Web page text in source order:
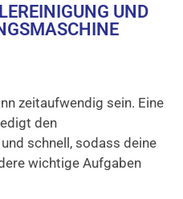
UND
zeitaufwendig sein. Eine
den
schnell, sodass deine
wichtige Aufgaben